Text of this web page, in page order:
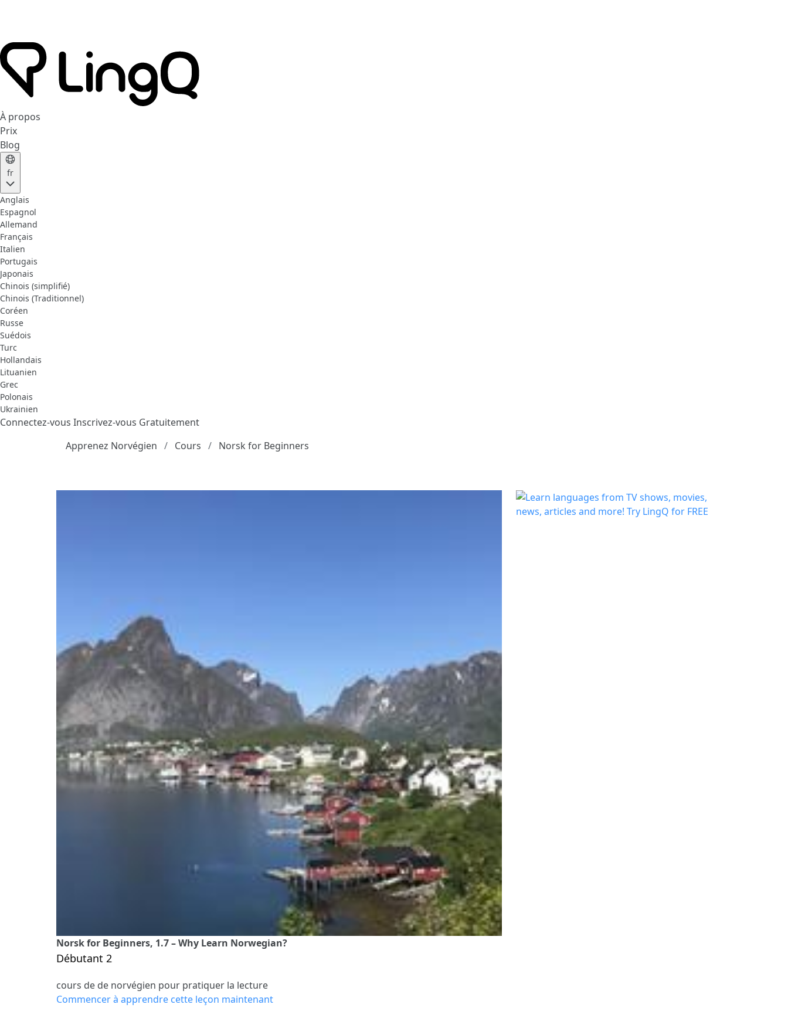
À propos
Prix
Blog
fr
Anglais
Espagnol
Allemand
Français
Italien
Portugais
Japonais
Chinois (simplifié)
Chinois (Traditionnel)
Coréen
Russe
Suédois
Turc
Hollandais
Lituanien
Grec
Polonais
Ukrainien
Connectez-vous Inscrivez-vous Gratuitement
Apprenez Norvégien
Cours Norsk for Beginners
Norsk for Beginners, 1.7 – Why Learn Norwegian?
Débutant 2
cours de de norvégien pour pratiquer la lecture
Commencer à apprendre cette leçon maintenant